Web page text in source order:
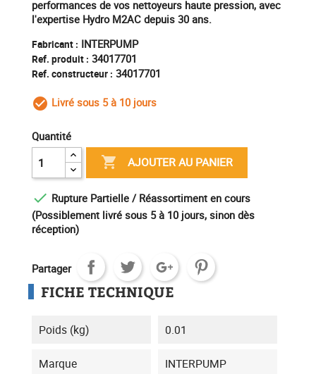
performances de vos nettoyeurs haute pression, avec
l'expertise Hydro M2AC depuis 30 ans.
Fabricant : INTERPUMP
Ref. produit : 34017701
Ref. constructeur : 34017701
check_circle_outline
Livré sous 5 à 10 jours
Quantité
 AJOUTER AU PANIER
 Rupture Partielle / Réassortiment en cours
(Possiblement livré sous 5 à 10 jours, sinon dès
réception)
Partager
FICHE TECHNIQUE
Poids (kg) 0.01
Marque INTERPUMP